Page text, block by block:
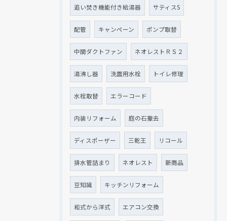
追い焚き機能付き給湯器 サティスS
配管 キャンペーン ポンプ取替
中間ダクトファン ネオレストＲＳ２
湯沸し器 洗面用水栓 トイレ修理
水栓取替 エラーコード
内装リフォーム 庭の石撤去
ディスポーザー 三乾王 リコール
排水管詰まり ネオレスト 新商品
豆知識 キッチンリフォーム
和式から洋式 エアコン交換